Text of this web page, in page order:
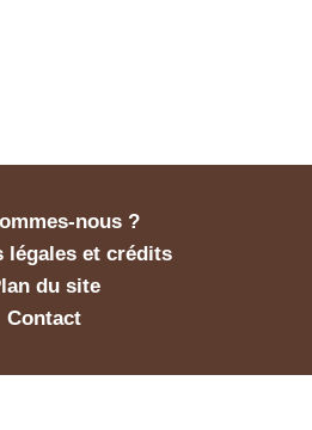
nous ?
légales et crédits
du site
Contact